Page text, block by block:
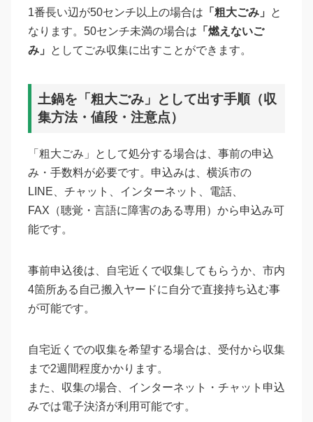
1番長い辺が50センチ以上の場合は 「粗大ごみ」
と
なります。50センチ未満の場合は 「燃えないご
み」
としてごみ収集に出すことができます。
土鍋を「粗大ごみ」として出す手順（収
集方法・値段・注意点）
「粗大ごみ」として処分する場合は、事前の申込
み・手数料が必要です。申込みは、横浜市の
LINE、チャット、インターネット、電話、
FAX（聴覚・言語に障害のある専用）から申込み可
能です。
事前申込後は、自宅近くで収集してもらうか、市内
4箇所ある自己搬入ヤードに自分で直接持ち込む事
が可能です。
自宅近くでの収集を希望する場合は、受付から収集
まで2週間程度かかります。
また、収集の場合、インターネット・チャット申込
みでは電子決済が利用可能です。